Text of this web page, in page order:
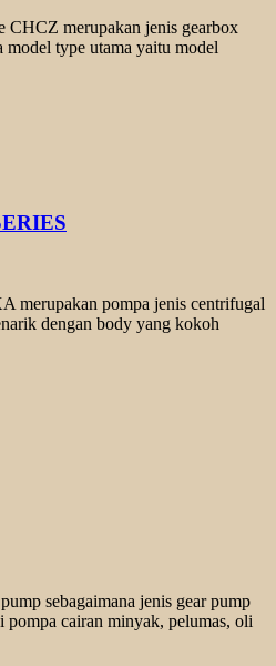
CHCZ merupakan jenis gearbox
type utama yaitu model
merupakan pompa jenis centrifugal
dengan body yang kokoh
sebagaimana jenis gear pump
pompa cairan minyak, pelumas, oli